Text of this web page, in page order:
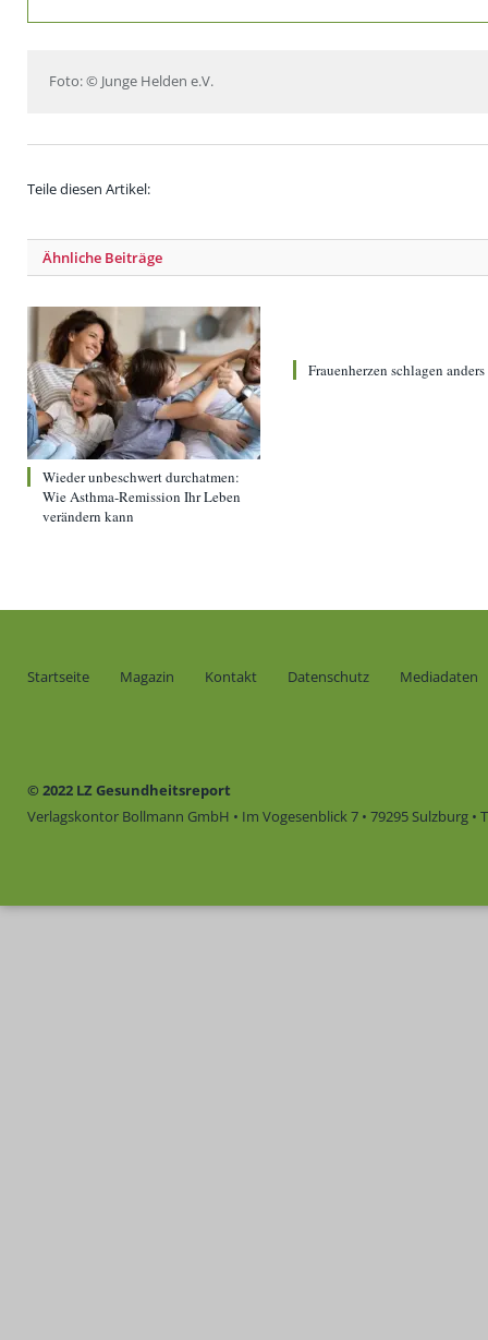
Foto: © Junge Helden e.V.
Teile diesen Artikel:
Ähnliche Beiträge
Wieder unbeschwert durchatmen:
Wie Asthma-Remission Ihr Leben
verändern kann
Frauenherzen schlagen anders
Startseite Magazin Kontakt Datenschutz Mediadaten
© 2022 LZ Gesundheitsreport
Verlagskontor Bollmann GmbH • Im Vogesenblick 7 • 79295 Sulzburg •